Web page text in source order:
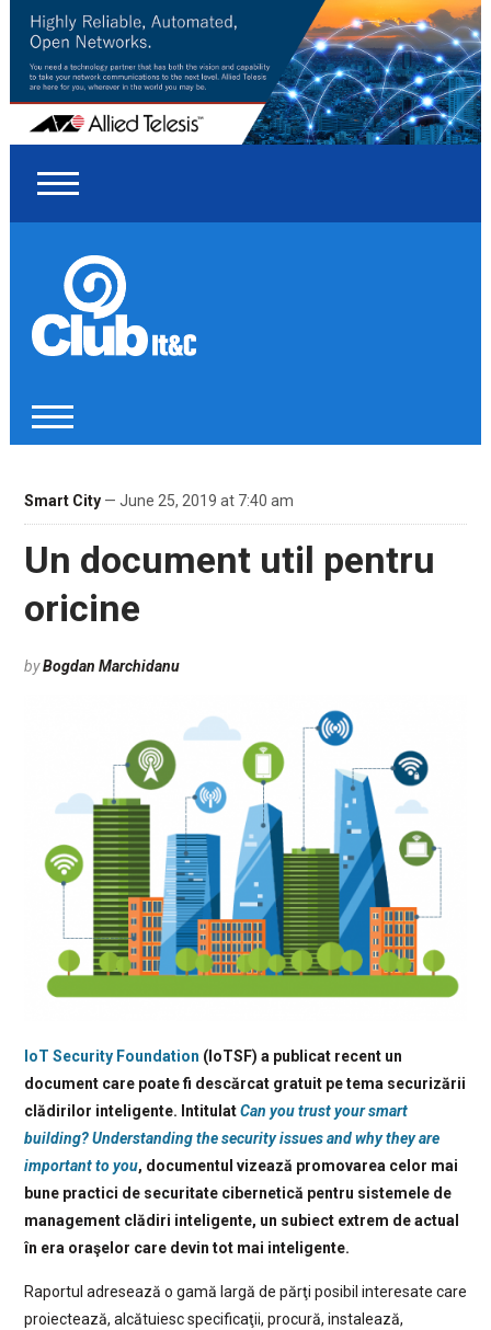
Smart City— June 25, 2019 at 7:40 am
Un document util pentru
oricine
byBogdan Marchidanu
IoT Security Foundation (IoTSF) a publicat recent un
document care poate fi descărcat gratuit pe tema securizării
clădirilor inteligente. IntitulatCan you trust your smart
building? Understanding the security issues and why they are
important to you, documentul vizează promovarea celor mai
bune practici de securitate cibernetică pentru sistemele de
management clădiri inteligente, un subiect extrem de actual
în era oraşelor care devin tot mai inteligente.
Raportul adresează o gamă largă de părţi posibil interesate care
proiectează, alcătuiesc specificaţii, procură, instalează,